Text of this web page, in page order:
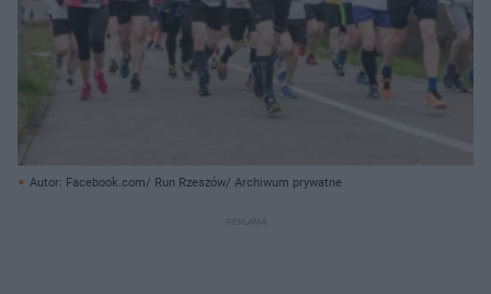
Autor: Facebook.com/ Run Rzeszów/ Archiwum prywatne